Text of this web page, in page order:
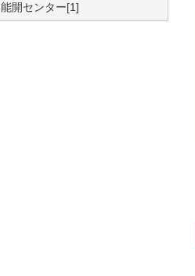
能開センター[1]